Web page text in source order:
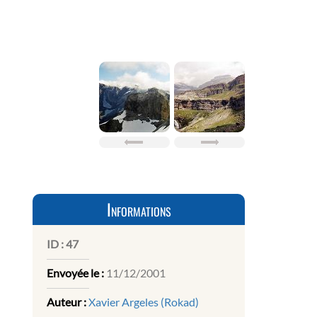
Informations
ID :47
Envoyée le : 11/12/2001
Auteur :Xavier Argeles (Rokad)